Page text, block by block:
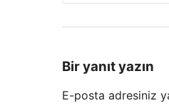
Bir yanıt yazın
E-posta adresiniz